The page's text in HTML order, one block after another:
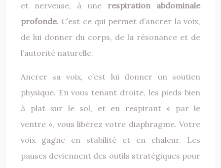
et nerveuse, à une respiration abdominale
profonde. C’est ce qui permet d’ancrer la voix,
de lui donner du corps, de la résonance et de
l’autorité naturelle.
Ancrer sa voix, c’est lui donner un soutien
physique. En vous tenant droite, les pieds bien
à plat sur le sol, et en respirant « par le
ventre », vous libérez votre diaphragme. Votre
voix gagne en stabilité et en chaleur. Les
pauses deviennent des outils stratégiques pour